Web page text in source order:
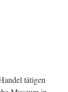
tätigen